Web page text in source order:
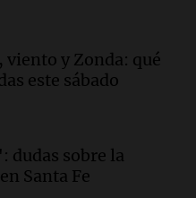
programado para
Lautaro Britos
justicia tras su
Mercedes
y Zonda: qué
este sábado
dudas sobre la
Santa Fe